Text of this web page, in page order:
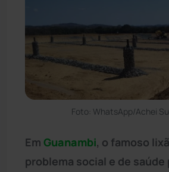
Foto: WhatsApp/Achei
Em Guanambi, o famoso
problema social e de saúde